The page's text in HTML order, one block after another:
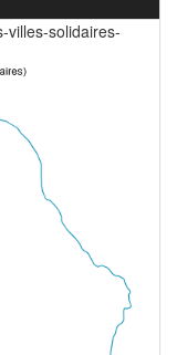
villes-solidaires-